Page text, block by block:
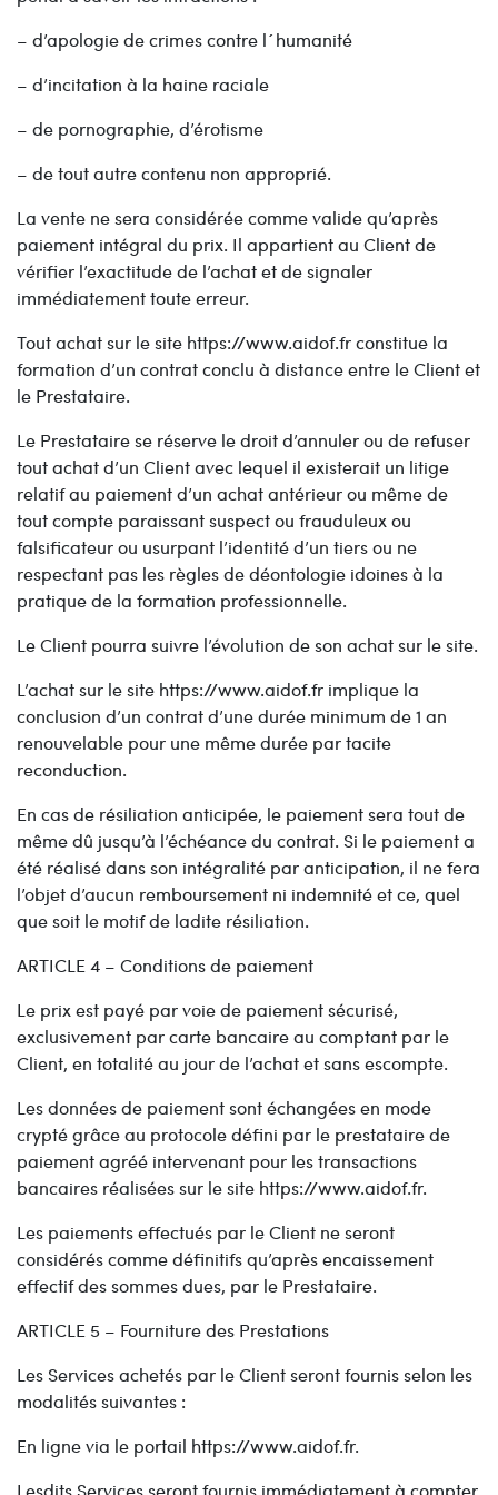
– d’apologie de crimes contre l´humanité
– d’incitation à la haine raciale
– de pornographie, d’érotisme
– de tout autre contenu non approprié.
La vente ne sera considérée comme valide qu’après
paiement intégral du prix. Il appartient au Client de
vérifier l’exactitude de l’achat et de signaler
immédiatement toute erreur.
Tout achat sur le site https://www.aidof.fr constitue la
formation d’un contrat conclu à distance entre le Client et
le Prestataire.
Le Prestataire se réserve le droit d’annuler ou de refuser
tout achat d’un Client avec lequel il existerait un litige
relatif au paiement d’un achat antérieur ou même de
tout compte paraissant suspect ou frauduleux ou
falsificateur ou usurpant l’identité d’un tiers ou ne
respectant pas les règles de déontologie idoines à la
pratique de la formation professionnelle.
Le Client pourra suivre l’évolution de son achat sur le site.
L’achat sur le site https://www.aidof.fr implique la
conclusion d’un contrat d’une durée minimum de 1 an
renouvelable pour une même durée par tacite
reconduction.
En cas de résiliation anticipée, le paiement sera tout de
même dû jusqu’à l’échéance du contrat. Si le paiement a
été réalisé dans son intégralité par anticipation, il ne fera
l’objet d’aucun remboursement ni indemnité et ce, quel
que soit le motif de ladite résiliation.
ARTICLE 4 – Conditions de paiement
Le prix est payé par voie de paiement sécurisé,
exclusivement par carte bancaire au comptant par le
Client, en totalité au jour de l’achat et sans escompte.
Les données de paiement sont échangées en mode
crypté grâce au protocole défini par le prestataire de
paiement agréé intervenant pour les transactions
bancaires réalisées sur le site https://www.aidof.fr.
Les paiements effectués par le Client ne seront
considérés comme définitifs qu’après encaissement
effectif des sommes dues, par le Prestataire.
ARTICLE 5 – Fourniture des Prestations
Les Services achetés par le Client seront fournis selon les
modalités suivantes :
En ligne via le portail https://www.aidof.fr.